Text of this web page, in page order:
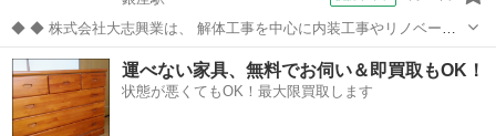
◆ ◆ 株式会社大志興業は、 解体工事を中心に内装工事やリノベーシ
ョン工事まで幅広く手掛ける総合建設企業です。 住宅・店舗・ビルな
ど多様な現場に対応し、解体から施工、廃棄物処理まで一貫して行っ
ています。 20代～40代の...
東京 中央区 銀座駅 その他
運べない家具、無料でお伺い＆即買取もOK！
状態が悪くてもOK！最大限買取します